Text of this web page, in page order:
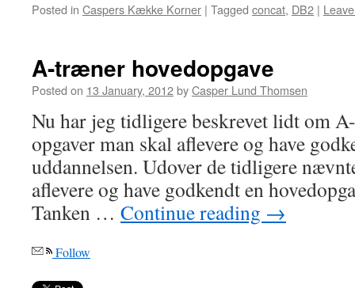
Posted in Caspers Kække Korner | Tagged concat, DB2 |
A-træner hovedopgave
Posted on 13 January, 2012byCasper Lund Thomsen
Nu har jeg tidligere beskrevet lidt om
opgaver man skal aflevere og have
uddannelsen. Udover de tidligere
aflevere og have godkendt en
Tanken … Continue reading →
Follow